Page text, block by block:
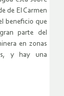
de El Carmen
beneficio que
parte del
en zonas
y hay una